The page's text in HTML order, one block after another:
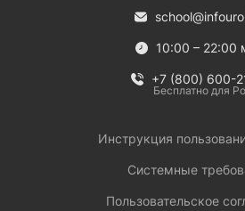
10:00 – 22:00
+7 (800) 600-
Бесплатно для
Инструкция
Системные
Пользовательское